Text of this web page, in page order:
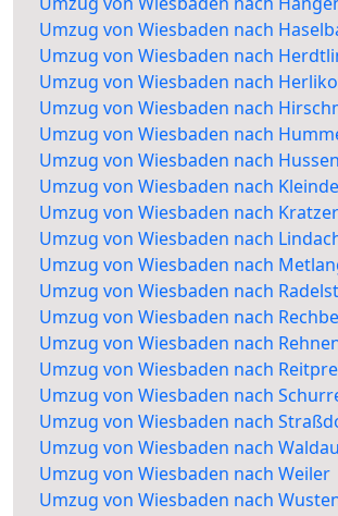
Umzug von Wiesbaden nach
Umzug von Wiesbaden nach
Umzug von Wiesbaden nach
Umzug von Wiesbaden nach
Umzug von Wiesbaden nach
Umzug von Wiesbaden nach
Umzug von Wiesbaden nach
Umzug von Wiesbaden nach
Umzug von Wiesbaden nach
Umzug von Wiesbaden nach
Umzug von Wiesbaden nach
Umzug von Wiesbaden nach
Umzug von Wiesbaden nach
Umzug von Wiesbaden nach
Umzug von Wiesbaden nach
Umzug von Wiesbaden nach
Umzug von Wiesbaden nach Waldau
Umzug von Wiesbaden nach Weiler
Umzug von Wiesbaden nach